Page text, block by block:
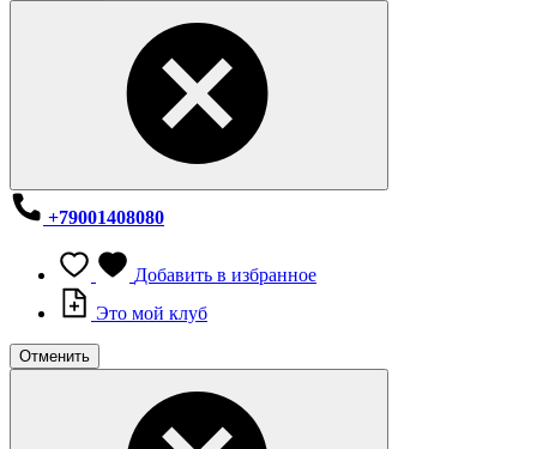
+79001408080
Добавить в избранное
Это мой клуб
Отменить